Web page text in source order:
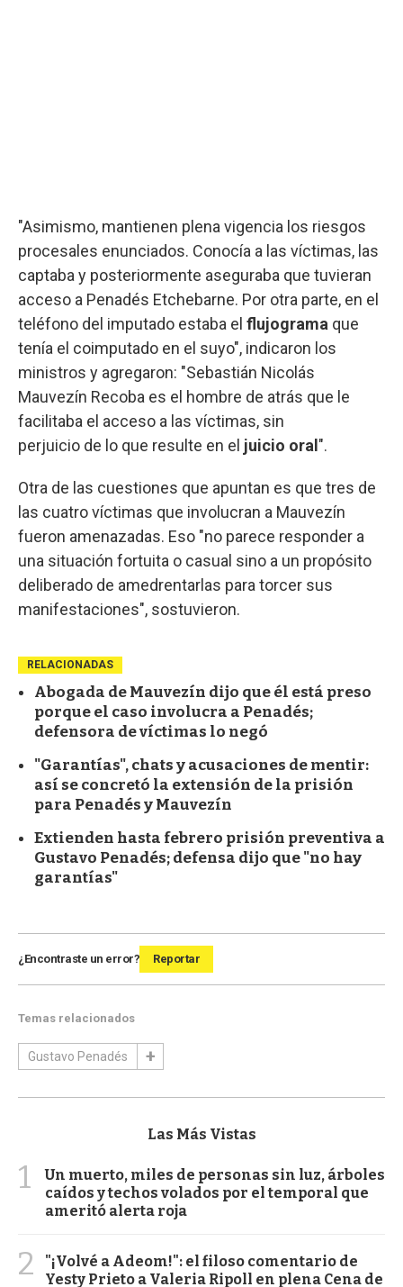
"Asimismo, mantienen plena vigencia los riesgos
procesales enunciados. Conocía a las víctimas, las
captaba y posteriormente aseguraba que tuvieran
acceso a Penadés Etchebarne. Por otra parte, en el
teléfono del imputado estaba el flujograma que
tenía el coimputado en el suyo", indicaron los
ministros y agregaron: "Sebastián Nicolás
Mauvezín Recoba es el hombre de atrás que le
facilitaba el acceso a las víctimas, sin
perjuicio de lo que resulte en el juicio oral ".
Otra de las cuestiones que apuntan es que tres de
las cuatro víctimas que involucran a Mauvezín
fueron amenazadas. Eso "no parece responder a
una situación fortuita o casual sino a un propósito
deliberado de amedrentarlas para torcer sus
manifestaciones", sostuvieron.
RELACIONADAS
Abogada de Mauvezín dijo que él está preso
porque el caso involucra a Penadés;
defensora de víctimas lo negó
"Garantías", chats y acusaciones de mentir:
así se concretó la extensión de la prisión
para Penadés y Mauvezín
Extienden hasta febrero prisión preventiva a
Gustavo Penadés; defensa dijo que "no hay
garantías"
¿Encontraste un error? Reportar
Temas relacionados
Gustavo Penadés
Las Más Vistas
1
Un muerto, miles de personas sin luz, árboles
caídos y techos volados por el temporal que
ameritó alerta roja
2
"¡Volvé a Adeom!": el filoso comentario de
Yesty Prieto a Valeria Ripoll en plena Cena de